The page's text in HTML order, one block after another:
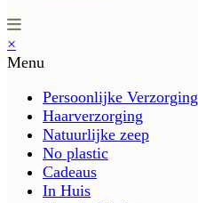
×
Menu
Persoonlijke Verzorging
Haarverzorging
Natuurlijke zeep
No plastic
Cadeaus
In Huis